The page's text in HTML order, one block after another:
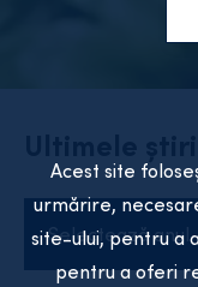
Selectează anul
Acest site
urmărire,
site-ului, pentru a
pentru a oferi